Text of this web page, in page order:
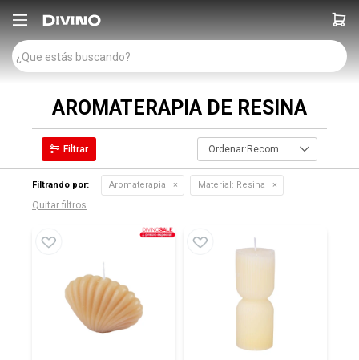

AROMATERAPIA DE RESINA
Recomendados
Filtrando por: Aromaterapia Material: Resina
Quitar filtros